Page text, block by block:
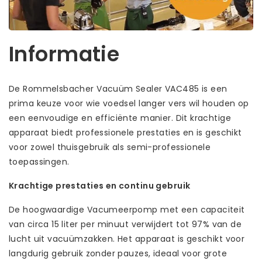
Informatie
De Rommelsbacher Vacuüm Sealer VAC485 is een
prima keuze voor wie voedsel langer vers wil houden op
een eenvoudige en efficiënte manier. Dit krachtige
apparaat biedt professionele prestaties en is geschikt
voor zowel thuisgebruik als semi-professionele
toepassingen.
Krachtige prestaties en continu gebruik
De hoogwaardige Vacumeerpomp met een capaciteit
van circa 15 liter per minuut verwijdert tot 97% van de
lucht uit vacuümzakken. Het apparaat is geschikt voor
langdurig gebruik zonder pauzes, ideaal voor grote